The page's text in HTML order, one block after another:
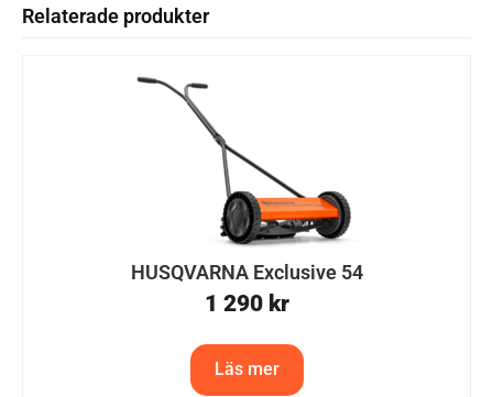
Relaterade produkter
HUSQVARNA Exclusive 54
1 290 kr
Läs mer